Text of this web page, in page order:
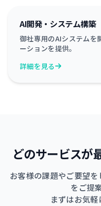
AI開発・システム構築
御社専用のAIシステムを
ーションを提供。
詳細を見る
どのサービスが
お客様の課題やご要望
をご提
まずはお気軽